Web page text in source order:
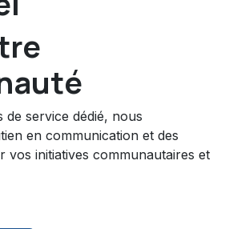
de service dédié, nous
en communication et des
vos initiatives communautaires et